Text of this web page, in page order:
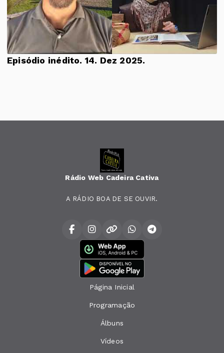
Episódio inédito. 14. Dez 2025.
Rádio Web Cadeira Cativa
A RÁDIO BOA DE SE OUVIR.
Página Inicial
Programação
Álbuns
Vídeos